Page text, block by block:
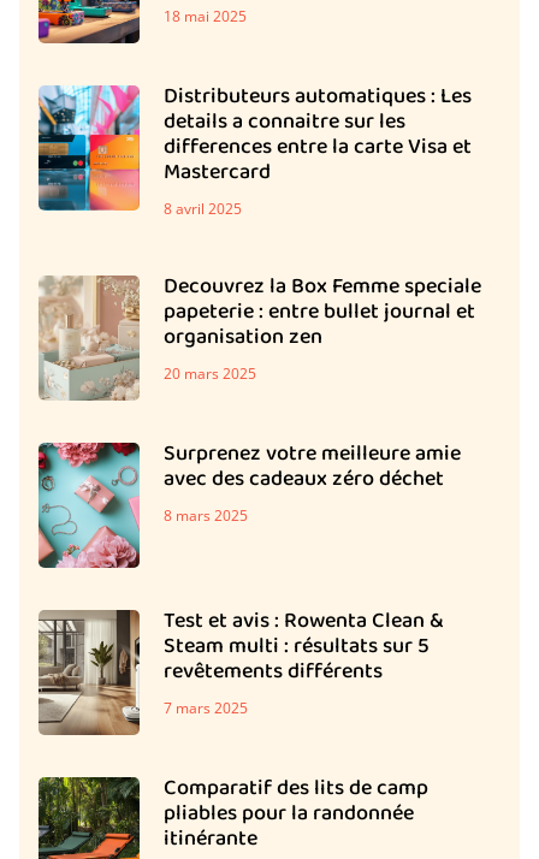
18 mai 2025
Distributeurs automatiques : Les
details a connaitre sur les
differences entre la carte Visa et
Mastercard
8 avril 2025
Decouvrez la Box Femme speciale
papeterie : entre bullet journal et
organisation zen
20 mars 2025
Surprenez votre meilleure amie
avec des cadeaux zéro déchet
8 mars 2025
Test et avis : Rowenta Clean &
Steam multi : résultats sur 5
revêtements différents
7 mars 2025
Comparatif des lits de camp
pliables pour la randonnée
itinérante